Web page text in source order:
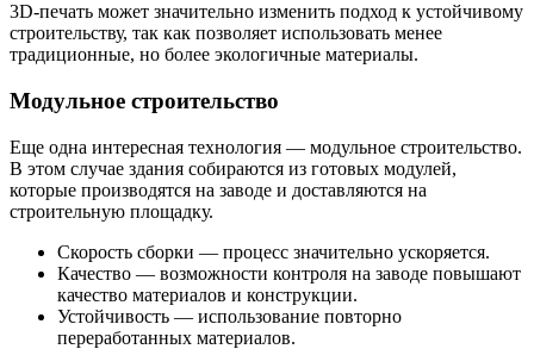
3D-печать может значительно изменить подход к устойчивому
строительству, так как позволяет использовать менее
традиционные, но более экологичные материалы.
Модульное строительство
Еще одна интересная технология — модульное строительство.
В этом случае здания собираются из готовых модулей,
которые производятся на заводе и доставляются на
строительную площадку.
Скорость сборки — процесс значительно ускоряется.
Качество — возможности контроля на заводе повышают
качество материалов и конструкции.
Устойчивость — использование повторно
переработанных материалов.